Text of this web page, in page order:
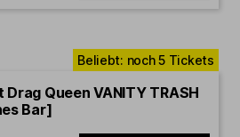
Queen VANITY TRASH
Bar]